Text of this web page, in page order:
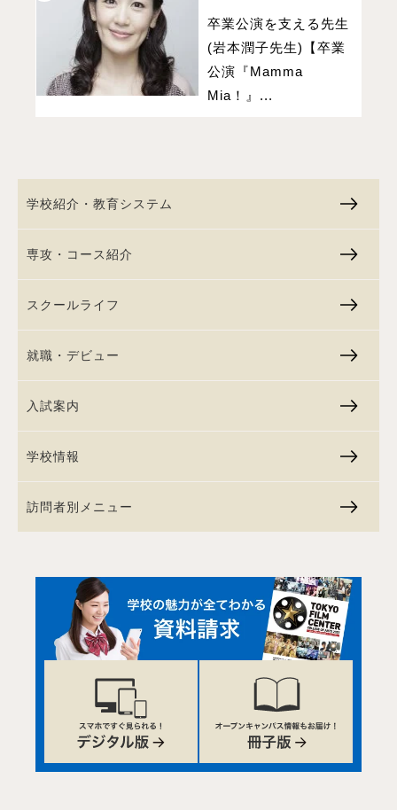
卒業公演を支える先生
(岩本潤子先生)【卒業
公演『Mamma
Mia！』...
学校紹介・教育システム
専攻・コース紹介
スクールライフ
就職・デビュー
入試案内
学校情報
訪問者別メニュー